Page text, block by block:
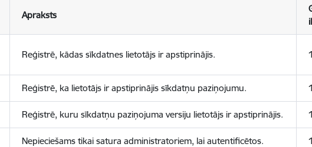
Apraksts
Reģistrē, kādas sīkdatnes lietotājs ir apstiprinājis.
Reģistrē, ka lietotājs ir apstiprinājis sīkdatņu paziņojumu.
Reģistrē, kuru sīkdatņu paziņojuma versiju lietotājs ir apstiprinājis.
Nepieciešams tikai satura administratoriem, lai autentificētos.